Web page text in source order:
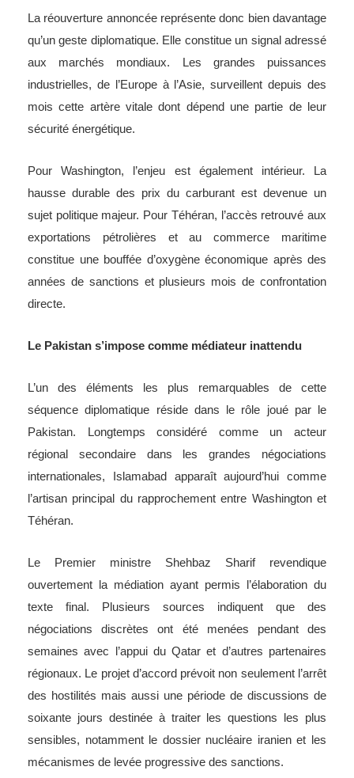
La réouverture annoncée représente donc bien davantage
qu’un geste diplomatique. Elle constitue un signal adressé
aux marchés mondiaux. Les grandes puissances
industrielles, de l’Europe à l’Asie, surveillent depuis des
mois cette artère vitale dont dépend une partie de leur
sécurité énergétique.
Pour Washington, l’enjeu est également intérieur. La
hausse durable des prix du carburant est devenue un
sujet politique majeur. Pour Téhéran, l’accès retrouvé aux
exportations pétrolières et au commerce maritime
constitue une bouffée d’oxygène économique après des
années de sanctions et plusieurs mois de confrontation
directe.
Le Pakistan s’impose comme médiateur inattendu
L’un des éléments les plus remarquables de cette
séquence diplomatique réside dans le rôle joué par le
Pakistan. Longtemps considéré comme un acteur
régional secondaire dans les grandes négociations
internationales, Islamabad apparaît aujourd’hui comme
l’artisan principal du rapprochement entre Washington et
Téhéran.
Le Premier ministre Shehbaz Sharif revendique
ouvertement la médiation ayant permis l’élaboration du
texte final. Plusieurs sources indiquent que des
négociations discrètes ont été menées pendant des
semaines avec l’appui du Qatar et d’autres partenaires
régionaux. Le projet d’accord prévoit non seulement l’arrêt
des hostilités mais aussi une période de discussions de
soixante jours destinée à traiter les questions les plus
sensibles, notamment le dossier nucléaire iranien et les
mécanismes de levée progressive des sanctions.